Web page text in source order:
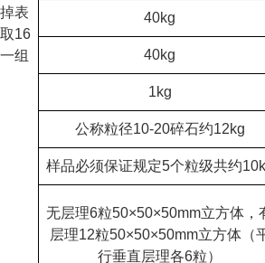
表
16
组
40kg
40kg
1kg
公称粒径10-20碎石约12kg
样品必须保证规定5个粒级共约
无层理6粒50×50×50mm立方体，
层理12粒50×50×50mm立方体（
行垂直层理各6粒）